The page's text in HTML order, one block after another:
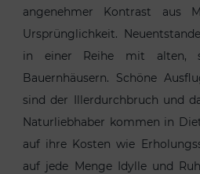
angenehmer Kontrast aus
Ursprünglichkeit.
in einer Reihe mit alten,
Bauernhäusern. Schöne
sind der Illerdurchbruch und
Naturliebhaber kommen in
auf ihre Kosten wie
auf jede Menge Idylle und